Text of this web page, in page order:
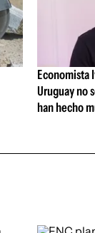
Economista
Uruguay no
han hecho